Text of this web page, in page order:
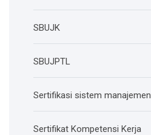
SBUJK
SBUJPTL
Sertifikasi sistem manajemen
Sertifikat Kompetensi Kerja